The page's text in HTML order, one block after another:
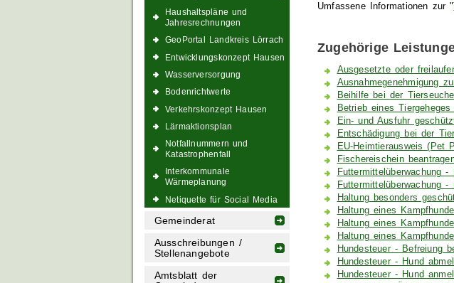
Haushaltspläne und
Jahresrechnungen
GeoPortal Landkreis Lörrach
Entwicklungskonzept Hausen
Wasserversorgung
Bodenrichtwerte
Verkehrskonzept Hausen
Lärmaktionsplan
Notfallnummern und
Katastrophenfall
Interkommunale
Wärmeplanung
Netiquette für Social Media
Gemeinderat
Ausschreibungen /
Stellenangebote
Amtsblatt der
Umfassene Informationen zur "
Zugehörige
Ausgesetzte oder
Ausnahmegenehmigung
Beihilfe bei der
Betrieb eines Tiergeheges
Ein- und Ausfuhr
Entschädigung bei der
EU-Heimtierausweis (Pet
Fischereischein
Futtermittelüberwachung
Futtermittelüberwachung
Haltung besonders
Haltung eines
Haltung eines
Haltung eines
Hundesteuer - Befreiung
Hundesteuer - Hund
Hundesteuer - Hund